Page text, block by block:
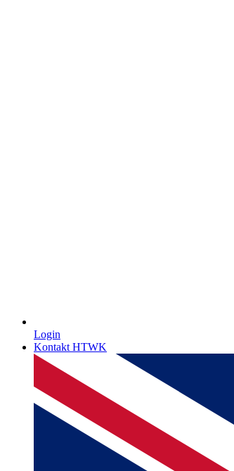
Login
Kontakt HTWK